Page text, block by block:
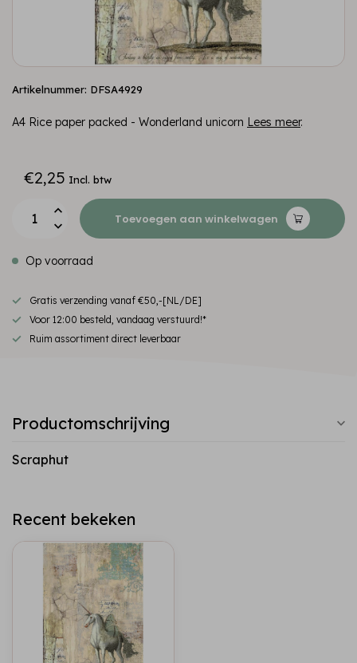
Artikelnummer: DFSA4929
A4 Rice paper packed - Wonderland unicorn Lees meer.
€2,25 Incl. btw
Toevoegen aan winkelwagen
Op voorraad
Gratis verzending vanaf €50,-[NL/DE]
Voor 12:00 besteld, vandaag verstuurd!*
Ruim assortiment direct leverbaar
Productomschrijving
Scraphut
Recent bekeken